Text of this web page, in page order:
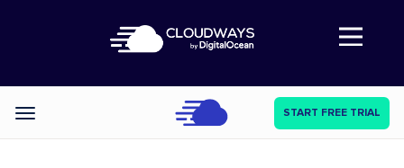
Abre a navegação
Categories START FREE TRIAL